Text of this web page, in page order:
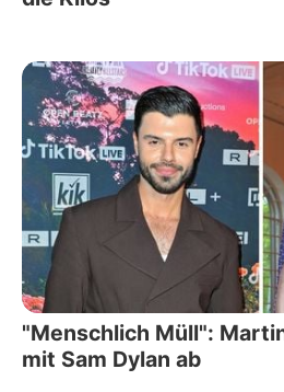
"Menschlich Müll":
mit Sam Dylan ab